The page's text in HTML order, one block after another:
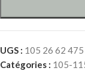
UGS : 105 26 62
Catégories : 105-